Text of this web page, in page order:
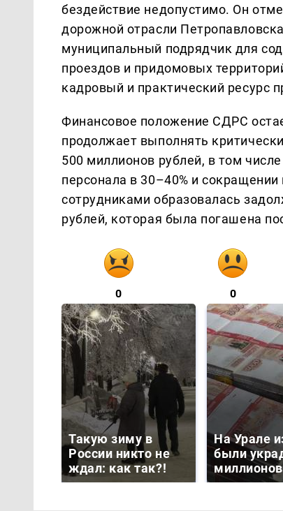
бездействие недопустимо. Он
дорожной отрасли
муниципальный подрядчик для
проездов и придомовых
кадровый и практический ресурс
Финансовое положение СДРС
продолжает выполнять
500 миллионов рублей, в том
персонала в 30–40% и
сотрудниками образовалась
рублей, которая была погашена
0 0
Такую зиму в
России никто не
ждал: как так?!
На Урале
были